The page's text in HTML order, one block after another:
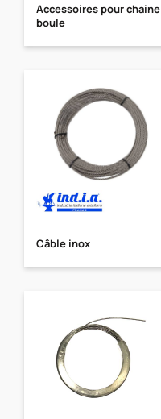
Accessoires pour chaine
boule
Câble inox